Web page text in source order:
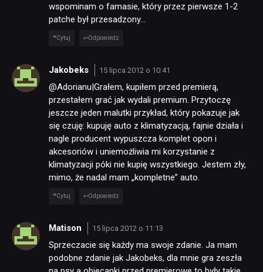
wspominam o famasie, który przez pierwsze 1-2
patche był przesadzony…
Cytuj Odpowiedz
Jakobeks 15 lipca 2012 o 10:41
@Adorianu|Grałem, kupiłem przed premierą,
przestałem grać jak wydali premium. Przytoczę
jeszcze jeden malutki przykład, który pokazuje jak
się czuję: kupuję auto z klimatyzacją, fajnie działa i
nagle producent wypuszcza komplet opon i
akcesoriów i uniemożliwia mi korzystanie z
klimatyzacji póki nie kupię wszystkiego. Jestem zły,
mimo, że nadal mam „kompletne” auto.
Cytuj Odpowiedz
Matison 15 lipca 2012 o 11:13
Sprzeczacie się każdy ma swoje zdanie. Ja mam
podobne zdanie jak Jakobeks, dla mnie gra zeszła